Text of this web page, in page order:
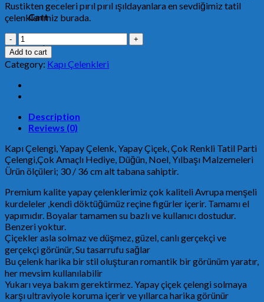
Cart
Rustikten geceleri pırıl pırıl ışıldayanlara en sevdiğimiz tatil
çelenklerimiz burada.
Kapı
Çelengi,
Kapı
Süsü,
Noel
Çelengi,
Çelenk,
Yapay
Çok
Renkli
Tatil
Çelengi,
Çok
Amaçlı
Hediye,
Düğün
Malzemeleri
quantity
Add to cart
Category: Kapı Çelenkleri
Description
Reviews (0)
Kapı Çelengi, Yapay Çelenk, Yapay Çiçek, Çok Renkli Tatil Parti
Çelengi,Çok Amaçlı Hediye, Düğün, Noel, Yılbaşı Malzemeleri
Ürün ölçüleri; 30 / 36 cm alt tabana sahiptir.
Premium kalite yapay çelenklerimiz çok kaliteli Avrupa menşeli
kurdeleler ,kendi döktüğümüz reçine figürler içerir. Tamamı el
yapımıdır. Boyalar tamamen su bazlı ve kullanıcı dostudur.
Benzeri yoktur.
Çiçekler asla solmaz ve düşmez, güzel, canlı gerçekçi ve
gerçekçi görünür, Su tasarrufu sağlar
Bu çelenk harika bir stil oluşturan romantik bir görünüm yaratır,
her mevsim kullanılabilir
Yukarı veya bakım gerektirmez. Yapay çiçek çelengi solmaya
karşı ultraviyole koruma içerir ve yıllarca harika görünür